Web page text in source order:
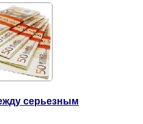
серьезным